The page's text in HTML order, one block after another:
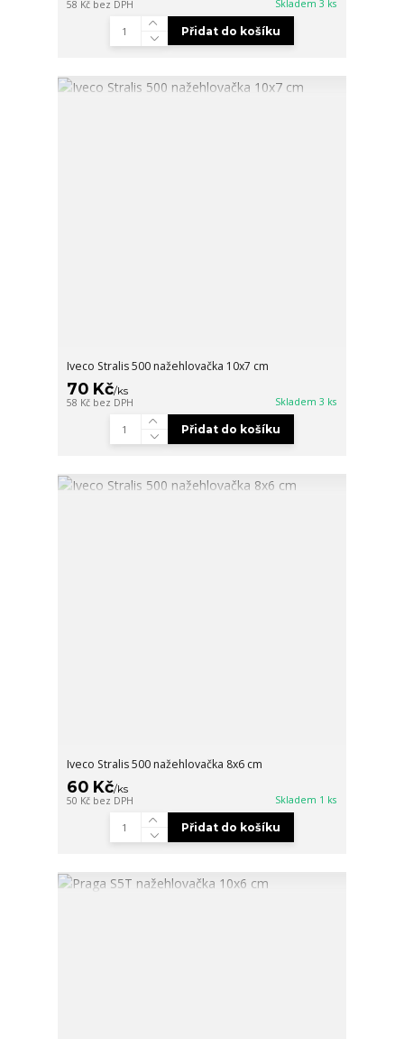
58 Kč bez DPH Skladem 3 ks
Přidat do košíku
Iveco Stralis 500 nažehlovačka 10x7 cm
70 Kč/ks
58 Kč bez DPH Skladem 3 ks
Přidat do košíku
Iveco Stralis 500 nažehlovačka 8x6 cm
60 Kč/ks
50 Kč bez DPH Skladem 1 ks
Přidat do košíku